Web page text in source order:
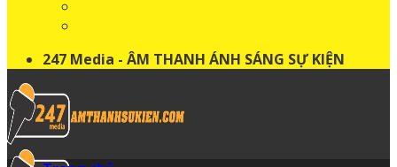
247 Media - ÂM THANH ÁNH SÁNG SỰ KIỆN